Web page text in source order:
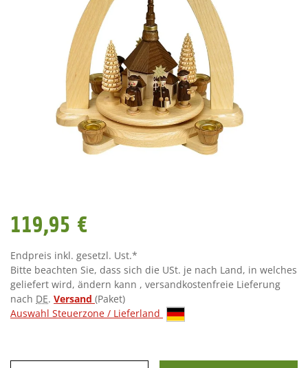
119,95 €
Endpreis inkl. gesetzl. Ust.*
Bitte beachten Sie, dass sich die USt. je nach Land, in welches
geliefert wird, ändern kann , versandkostenfreie Lieferung
nach DE. Versand (Paket)
Auswahl Steuerzone / Lieferland